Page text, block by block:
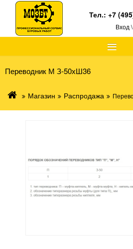
≡
Тел.:+7
Вход
Переводник М З-50хШ36
Магазин Распродажа